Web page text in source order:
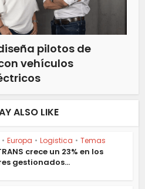
pilotos de
vehículos
ALSO LIKE
• Europa • Logistica • Temas
crece un 23% en los
gestionados...